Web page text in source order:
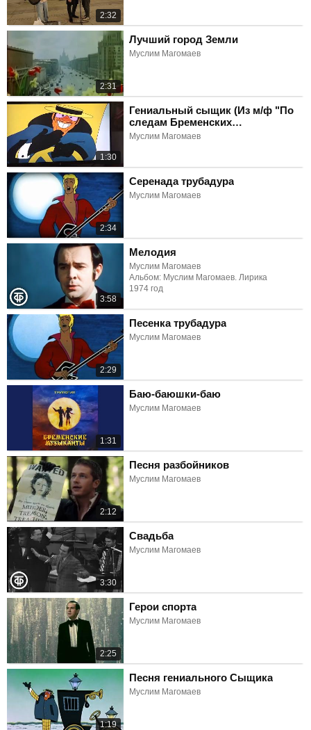
2:32
2:31
Лучший город Земли
Муслим Магомаев
1:30
Гениальный сыщик (Из м/ф "По
следам Бременских
музыкантов")
Муслим Магомаев
2:34
Серенада трубадура
Муслим Магомаев
3:58
Мелодия
Муслим Магомаев
Альбом: Муслим Магомаев. Лирика
1974 год
2:29
Песенка трубадура
Муслим Магомаев
1:31
Баю-баюшки-баю
Муслим Магомаев
2:12
Песня разбойников
Муслим Магомаев
3:30
Свадьба
Муслим Магомаев
2:25
Герои спорта
Муслим Магомаев
1:19
Песня гениального Сыщика
Муслим Магомаев